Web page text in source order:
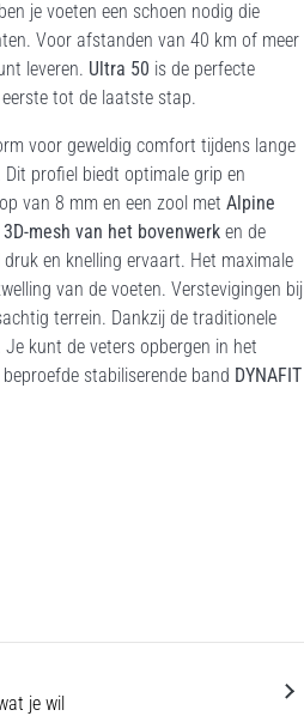
je voeten een schoen nodig die
Voor afstanden van 40 km of meer
leveren. Ultra 50 is de perfecte
tot de laatste stap.
voor geweldig comfort tijdens lange
profiel biedt optimale grip en
van 8 mm en een zool met Alpine
3D-mesh van het bovenwerk en de
en knelling ervaart. Het maximale
van de voeten. Verstevigingen bij
terrein. Dankzij de traditionele
kunt de veters opbergen in het
stabiliserende band DYNAFIT
je wil